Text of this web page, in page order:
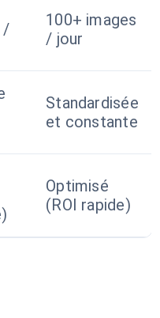
/
100+ images
/ jour
Standardisée
et constante
Optimisé
(ROI rapide)